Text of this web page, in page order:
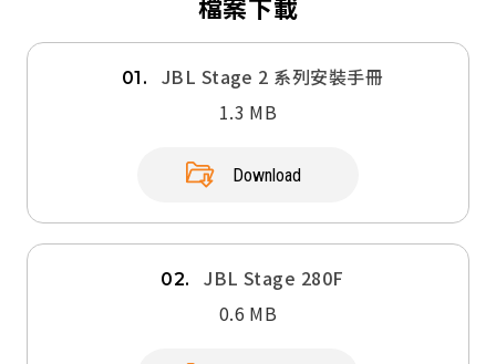
檔案下載
01.
JBL Stage 2 系列安裝手冊
1.3 MB
Download
02.
JBL Stage 280F
0.6 MB